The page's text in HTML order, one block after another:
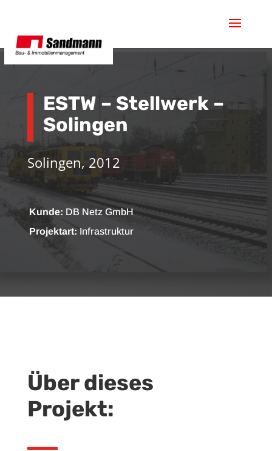
ESTW – Stellwerk –
Solingen
Solingen, 2012
Kunde: DB Netz GmbH
Projektart: Infrastruktur
Über dieses
Projekt: